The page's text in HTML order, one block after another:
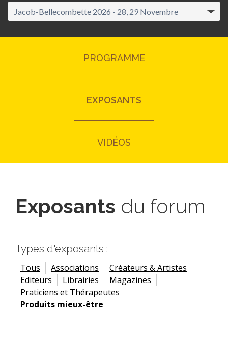
PROGRAMME
EXPOSANTS
VIDÉOS
Exposants du forum
Types d'exposants :
Tous Associations
Créateurs & Artistes
Editeurs
Librairies
Magazines
Praticiens et Thérapeutes
Produits mieux-être